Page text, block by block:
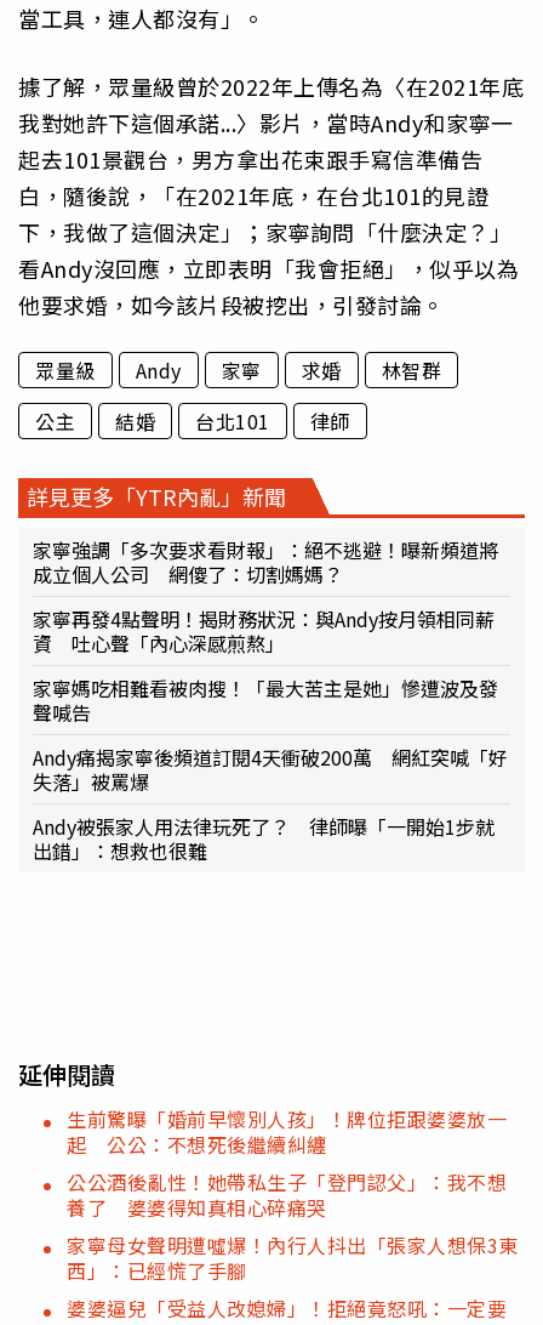
當工具，連人都沒有」。
據了解，眾量級曾於2022年上傳名為〈在2021年底
我對她許下這個承諾...〉影片，當時Andy和家寧一
起去101景觀台，男方拿出花束跟手寫信準備告
白，隨後說，「在2021年底，在台北101的見證
下，我做了這個決定」；家寧詢問「什麼決定？」
看Andy沒回應，立即表明「我會拒絕」，似乎以為
他要求婚，如今該片段被挖出，引發討論。
眾量級 Andy 家寧 求婚
林智群
公主
結婚 台北101 律師
詳見更多「YTR內亂」新聞
家寧強調「多次要求看財報」：絕不逃避！曝新頻道將
成立個人公司 網傻了：切割媽媽？
家寧再發4點聲明！揭財務狀況：與Andy按月領相同薪
資 吐心聲「內心深感煎熬」
家寧媽吃相難看被肉搜！「最大苦主是她」慘遭波及發
聲喊告
Andy痛揭家寧後頻道訂閱4天衝破200萬 網紅突喊「好
失落」被罵爆
Andy被張家人用法律玩死了？ 律師曝「一開始1步就
出錯」：想救也很難
延伸閱讀
生前驚曝「婚前早懷別人孩」！牌位拒跟婆婆放一
起 公公：不想死後繼續糾纏
公公酒後亂性！她帶私生子「登門認父」：我不想
養了 婆婆得知真相心碎痛哭
家寧母女聲明遭噓爆！內行人抖出「張家人想保3東
西」：已經慌了手腳
婆婆逼兒「受益人改媳婦」！拒絕竟怒吼：一定要